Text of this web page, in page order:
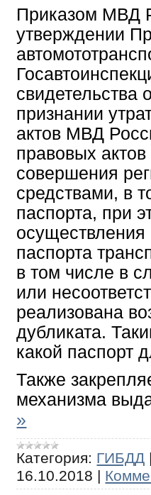
Приказом МВД
утверждении
свидетельства
признании
актов МВД
правовых
совершения
средствами, в
паспорта, при
осуществления
паспорта
в том числе в
или
реализована
дубликата.
какой паспорт
Также
механизма
»
Категория: ГИБДД
16.10.2018 |